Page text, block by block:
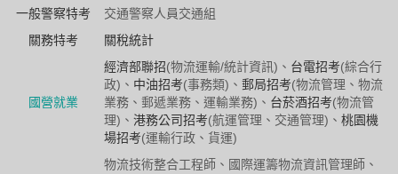
一般警察特考
交通警察人員交通組
關務特考
關稅統計
國營就業
經濟部聯招(物流運輸/統計資訊)、 台電招考(綜合行
政)、 中油招考(事務類)、 郵局招考(物流管理、物流
業務、郵遞業務、運輸業務)、 台菸酒招考(物流管
理)、 港務公司招考(航運管理、交通管理)、 桃園機
場招考(運輸行政、貨運)
物流技術整合工程師、國際運籌物流資訊管理師、